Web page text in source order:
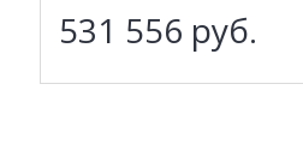
531 556 руб.